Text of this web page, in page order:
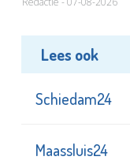
Lees ook
Schiedam24
Maassluis24